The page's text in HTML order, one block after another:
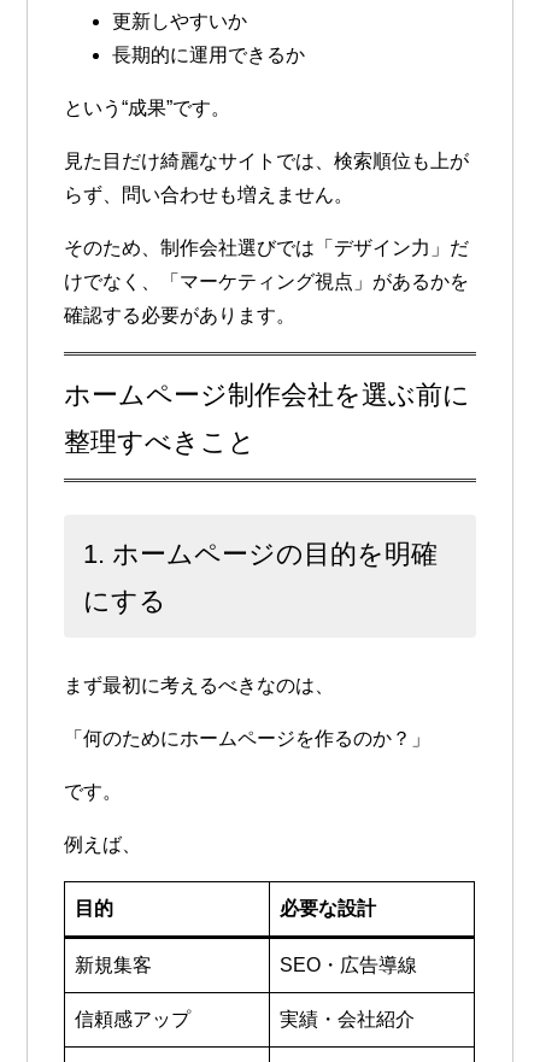
更新しやすいか
長期的に運用できるか
という“成果”です。
見た目だけ綺麗なサイトでは、検索順位も上が
らず、問い合わせも増えません。
そのため、制作会社選びでは「デザイン力」だ
けでなく、「マーケティング視点」があるかを
確認する必要があります。
ホームページ制作会社を選ぶ前に
整理すべきこと
1. ホームページの目的を明確
にする
まず最初に考えるべきなのは、
「何のためにホームページを作るのか？」
です。
例えば、
目的 必要な設計
新規集客 SEO・広告導線
信頼感アップ 実績・会社紹介